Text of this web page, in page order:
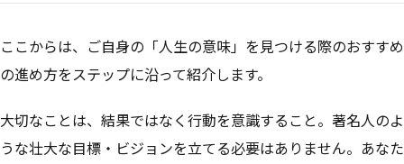
ここからは、ご自身の「人生の意味」を見つける際のおすすめ
の進め方をステップに沿って紹介します。
大切なことは、結果ではなく行動を意識すること。著名人のよ
うな壮大な目標・ビジョンを立てる必要はありません。あなた